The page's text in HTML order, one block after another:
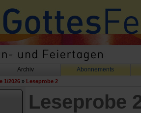
Archiv Abonnements
1/2026 » Leseprobe 2
Leseprobe